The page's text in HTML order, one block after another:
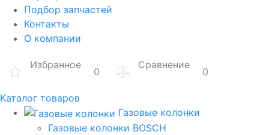
Подбор запчастей
Контакты
О компании
Избранное
0
Сравнение
0
Каталог товаров
Газовые колонки
Газовые колонки BOSCH